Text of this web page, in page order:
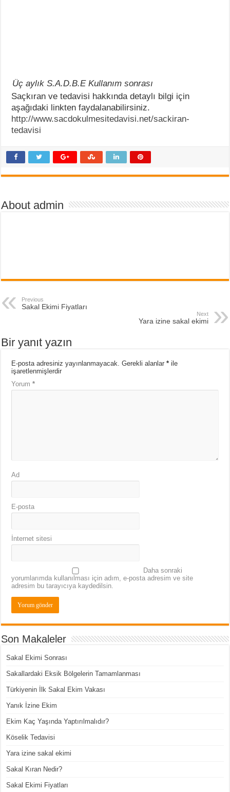
Üç aylık S.A.D.B.E Kullanım sonrası
Saçkıran ve tedavisi hakkında detaylı bilgi için
aşağıdaki linkten faydalanabilirsiniz.
http://www.sacdokulmesitedavisi.net/sackiran-
tedavisi
About admin
Previous
Sakal Ekimi Fiyatları
Next
Yara izine sakal ekimi
Bir yanıt yazın
E-posta adresiniz yayınlanmayacak. Gerekli alanlar* ile
işaretlenmişlerdir
Yorum*
Ad
E-posta
İnternet sitesi
Daha sonraki
yorumlarımda kullanılması için adım, e-posta adresim ve site
adresim bu tarayıcıya kaydedilsin.
Son Makaleler
Sakal Ekimi Sonrası
Sakallardaki Eksik Bölgelerin Tamamlanması
Türkiyenin İlk Sakal Ekim Vakası
Yanık İzine Ekim
Ekim Kaç Yaşında Yaptırılmalıdır?
Köselik Tedavisi
Yara izine sakal ekimi
Sakal Kıran Nedir?
Sakal Ekimi Fiyatları